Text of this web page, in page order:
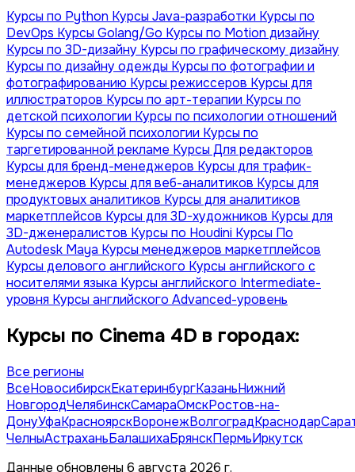
Курсы по Python Курсы Java-разработки Курсы по
DevOps Курсы Golang/Go Курсы по Motion дизайну
Курсы по 3D-дизайну Курсы по графическому дизайну
Курсы по дизайну одежды Курсы по фотографии и
фотографированию Курсы режиссеров Курсы для
иллюстраторов Курсы по арт-терапии Курсы по
детской психологии Курсы по психологии отношений
Курсы по семейной психологии Курсы по
таргетированной рекламе Курсы Для редакторов
Курсы для бренд-менеджеров Курсы для трафик-
менеджеров Курсы для веб-аналитиков Курсы для
продуктовых аналитиков Курсы для аналитиков
маркетплейсов Курсы для 3D-художников Курсы для
3D-дженералистов Курсы по Houdini Курсы По
Autodesk Maya Курсы менеджеров маркетплейсов
Курсы делового английского Курсы английского с
носителями языка Курсы английского Intermediate-
уровня Курсы английского Advanced-уровень
Курсы по Сinema 4D в городах:
Все регионы
ВсеНовосибирскЕкатеринбургКазаньНижний
НовгородЧелябинскСамараОмскРостов-на-
ДонуУфаКрасноярскВоронежВолгоградКраснодар
ЧелныАстраханьБалашихаБрянскПермьИркутск
Данные обновлены 6 августа 2026 г.